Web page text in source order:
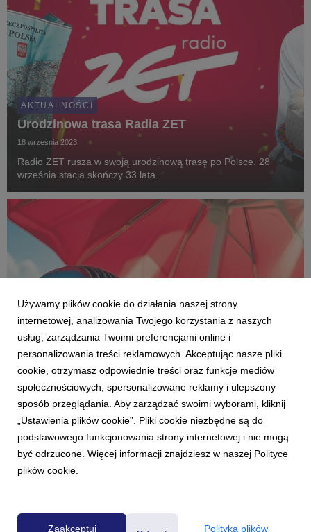
AKTUALNOŚCI
Urodzinowa trasa Radia ZET
18 września 2023
Radio ZET rusza w swoją urodzinową trasę po Polsce. 28
września stacja skończy 33 lata.
AKTUALNOŚCI
Lato w Radiu ZET
26 czerwca 2026
Jak co roku Radio ZET przygotowało na wakacje bogatą ofertę
akcji antenowych i wydarzeń plenerowych. Wśród nich znajdą
się: „Wakacyjne bingo w Radiu ZET”, „Przebojowe Lato Radia
Używamy plików cookie do działania naszej strony
internetowej, analizowania Twojego korzystania z naszych
usług, zarządzania Twoimi preferencjami online i
personalizowania treści reklamowych. Akceptując nasze pliki
cookie, otrzymasz odpowiednie treści oraz funkcje mediów
społecznościowych, spersonalizowane reklamy i ulepszony
sposób przeglądania. Aby zarządzać swoimi wyborami, kliknij
„Ustawienia plików cookie”. Pliki cookie niezbędne są do
podstawowego funkcjonowania strony internetowej i nie mogą
być odrzucone. Więcej informacji znajdziesz w naszej Polityce
plików cookie.
Zaakceptuj Polityka plików